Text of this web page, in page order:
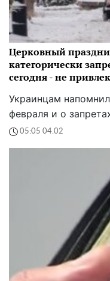
Церковный
категорически
сегодня - не
Украинцам
февраля и о
05:05 04.02